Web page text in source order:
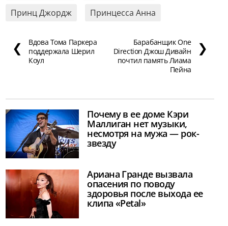
Принц Джордж
Принцесса Анна
❮
Вдова Тома Паркера
поддержала Шерил
Коул
Барабанщик One
Direction Джош Дивайн
почтил память Лиама
Пейна
❯
Почему в ее доме Кэри
Маллиган нет музыки,
несмотря на мужа — рок-
звезду
Ариана Гранде вызвала
опасения по поводу
здоровья после выхода ее
клипа «Petal»